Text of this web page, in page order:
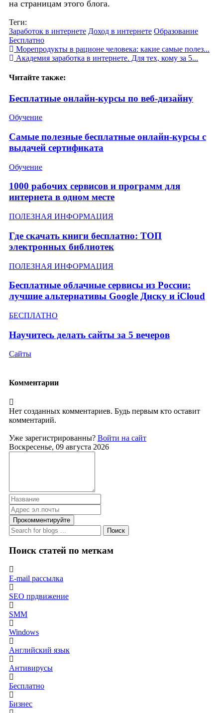
на страницам этого блога.
Теги:
Заработок в интернете Доход в интернете Образование
Бесплатно
Морепродукты в рационе человека: какие самые полез...
Академия заработка в интернете. Для тех, кому за 5...
Читайте также:
Бесплатные онлайн-курсы по веб-дизайну
Обучение
Самые полезные бесплатные онлайн-курсы с
выдачей сертификата
Обучение
1000 рабочих сервисов и программ для
интернета в одном месте
ПОЛЕЗНАЯ ИНФОРМАЦИЯ
Где скачать книги бесплатно: ТОП
электронных библиотек
ПОЛЕЗНАЯ ИНФОРМАЦИЯ
Бесплатные облачные сервисы из России:
лучшие альтернативы Google Диску и iCloud
БЕСПЛАТНО
Научитесь делать сайты за 5 вечеров
Сайты
Комментарии
Нет созданных комментариев. Будь первым кто оставит
комментарий.
Уже зарегистрированны? Войти на сайт
Воскресенье, 09 августа 2026
Прокомментируйте
Поиск
Поиск статей по меткам
E-mail рассылка
SEO прдвижение
SMM
Windows
Английский язык
Антивирусы
Бесплатно
Бизнес